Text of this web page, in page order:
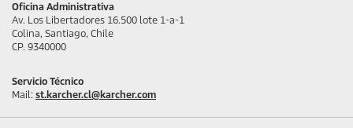
Oficina Administrativa
Av. Los Libertadores 16.500 lote 1-a-1
Colina, Santiago, Chile
CP. 9340000
Servicio Técnico
Mail: st.karcher.cl@karcher.com